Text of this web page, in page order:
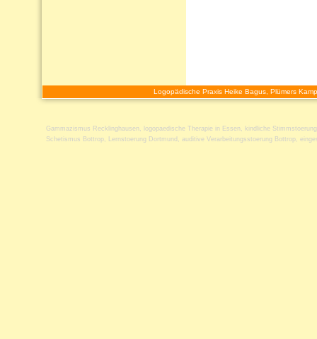
Logopädische Praxis Heike Bagus, Plümers
Gammazismus Recklinghausen , logopaedische Therapie in Essen , kindliche
Schetismus Bottrop, Lernstoerung Dortmund , auditive Verarbeitungsstoerung Bottrop,